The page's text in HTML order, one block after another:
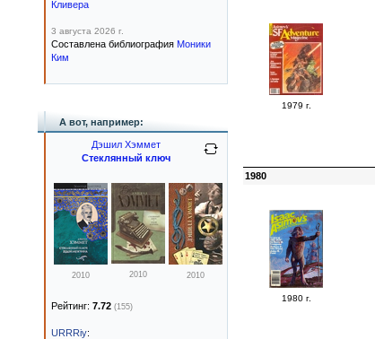
1979 г.
1980
1980 г.
Кливера
3 августа 2026 г.
Составлена библиография Моники
Ким
А вот, например:
Дэшил Хэммет
Стеклянный ключ
2010 2010 2010
Рейтинг: 7.72 (155)
URRRiy: